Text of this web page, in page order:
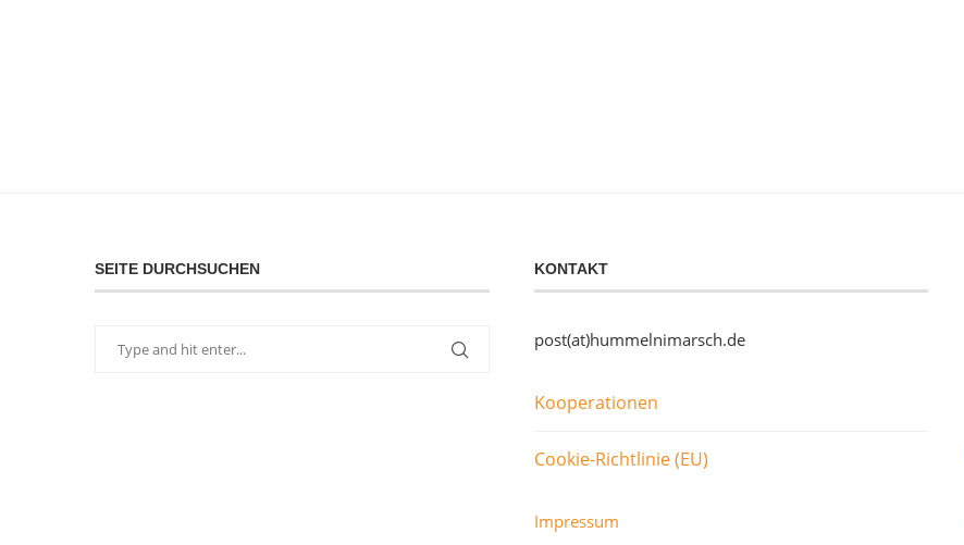
SEITE DURCHSUCHEN KONTAKT
post(at)hummelnimarsch.de
Kooperationen
Cookie-Richtlinie (EU)
Impressum